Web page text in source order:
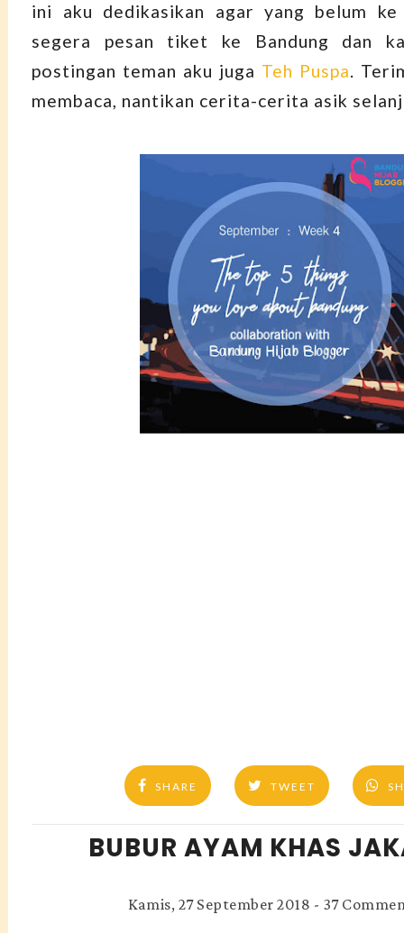
ini aku dedikasikan agar yang belum ke
segera pesan tiket ke Bandung dan
postingan teman aku juga Teh Puspa.
membaca, nantikan cerita-cerita asik
SHARE TWEET
BUBUR AYAM KHAS
Kamis, 27 September 2018 - 37